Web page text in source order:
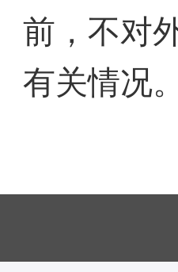
前，不对
有关情况